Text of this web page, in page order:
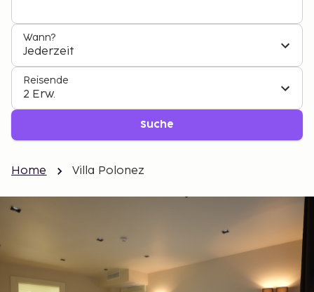
Wann?
Jederzeit
Reisende
2 Erw.
Suche
Home Villa Polonez